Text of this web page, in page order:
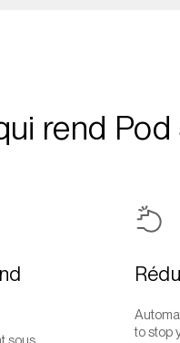
rend
to stop